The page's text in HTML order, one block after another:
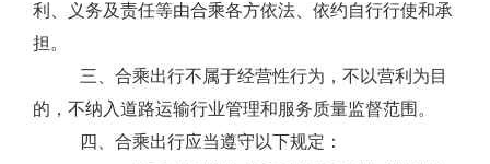
利、义务及责任等由合乘各方依法、依约自行行使和承
担。
三、合乘出行不属于经营性行为，不以营利为目
的，不纳入道路运输行业管理和服务质量监督范围。
四、合乘出行应当遵守以下规定：